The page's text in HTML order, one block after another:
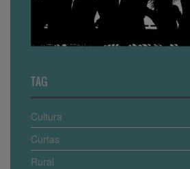
TAG
Cultura
Curtas
Rural